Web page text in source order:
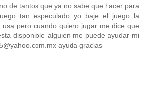
de tantos que ya no sabe que hacer para
tan especulado yo baje el juego la
usa pero cuando quiero jugar me dice que
disponible alguien me puede ayudar mi
ayuda gracias